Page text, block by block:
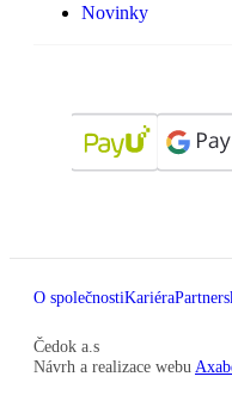
Novinky
O společnostiKariéra
Čedok a.s
Návrh a realizace webu